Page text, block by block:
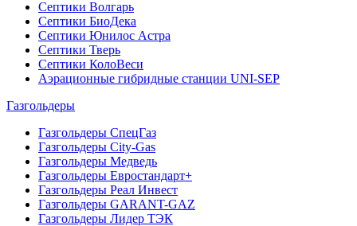
Септики Волгарь
Септики БиоДека
Септики Юнилос Астра
Септики Тверь
Септики КолоВеси
Аэрационные гибридные станции UNI-SEP
Газгольдеры
Газгольдеры СпецГаз
Газгольдеры City-Gas
Газгольдеры Медведь
Газгольдеры Евростандарт+
Газгольдеры Реал Инвест
Газгольдеры GARANT-GAZ
Газгольдеры Лидер ТЭК